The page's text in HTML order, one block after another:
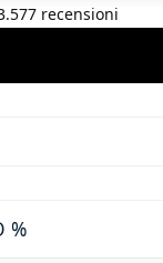
recensioni
%